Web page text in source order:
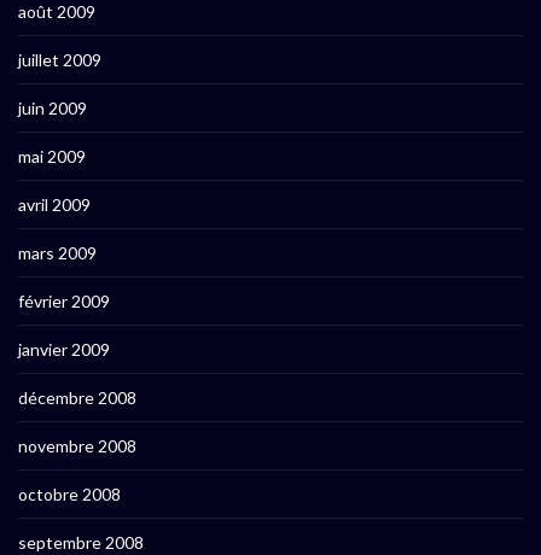
août 2009
juillet 2009
juin 2009
mai 2009
avril 2009
mars 2009
février 2009
janvier 2009
décembre 2008
novembre 2008
octobre 2008
septembre 2008